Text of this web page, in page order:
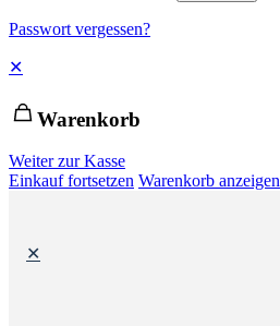
Passwort vergessen?
✕
Warenkorb
Weiter zur Kasse
Einkauf fortsetzen Warenkorb anzeigen
✕